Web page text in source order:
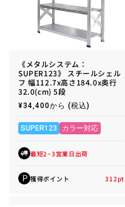
《メタルシステム：
SUPER123》 スチールシェル
フ 幅112.7x高さ184.0x奥行
32.0(cm) 5段
通
価
格
¥34,400から (税込)
SUPER123 カラー対応
最短2~3営業日出荷
P 獲得ポイント 312pt